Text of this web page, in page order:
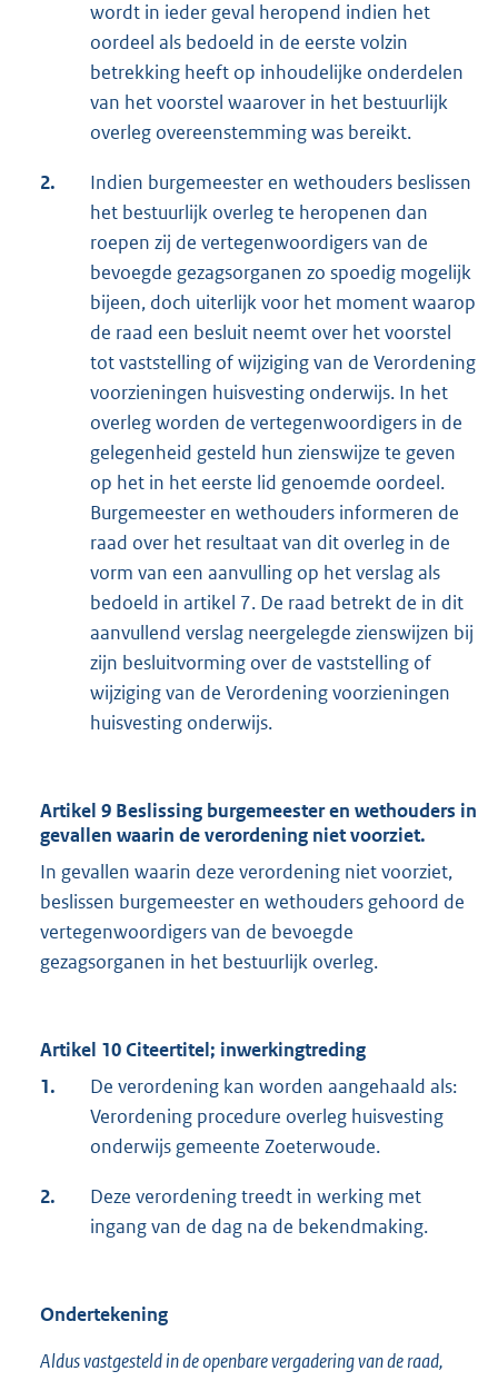
wordt in ieder geval heropend indien het
oordeel als bedoeld in de eerste volzin
betrekking heeft op inhoudelijke onderdelen
van het voorstel waarover in het bestuurlijk
overleg overeenstemming was bereikt.
2.
Indien burgemeester en wethouders beslissen
het bestuurlijk overleg te heropenen dan
roepen zij de vertegenwoordigers van de
bevoegde gezagsorganen zo spoedig mogelijk
bijeen, doch uiterlijk voor het moment waarop
de raad een besluit neemt over het voorstel
tot vaststelling of wijziging van de Verordening
voorzieningen huisvesting onderwijs. In het
overleg worden de vertegenwoordigers in de
gelegenheid gesteld hun zienswijze te geven
op het in het eerste lid genoemde oordeel.
Burgemeester en wethouders informeren de
raad over het resultaat van dit overleg in de
vorm van een aanvulling op het verslag als
bedoeld in artikel 7. De raad betrekt de in dit
aanvullend verslag neergelegde zienswijzen bij
zijn besluitvorming over de vaststelling of
wijziging van de Verordening voorzieningen
huisvesting onderwijs.
Artikel 9 Beslissing burgemeester en wethouders in
gevallen waarin de verordening niet voorziet.
In gevallen waarin deze verordening niet voorziet,
beslissen burgemeester en wethouders gehoord de
vertegenwoordigers van de bevoegde
gezagsorganen in het bestuurlijk overleg.
Artikel 10 Citeertitel; inwerkingtreding
1.
De verordening kan worden aangehaald als:
Verordening procedure overleg huisvesting
onderwijs gemeente Zoeterwoude.
2.
Deze verordening treedt in werking met
ingang van de dag na de bekendmaking.
Ondertekening
Aldus vastgesteld in de openbare vergadering van de raad,